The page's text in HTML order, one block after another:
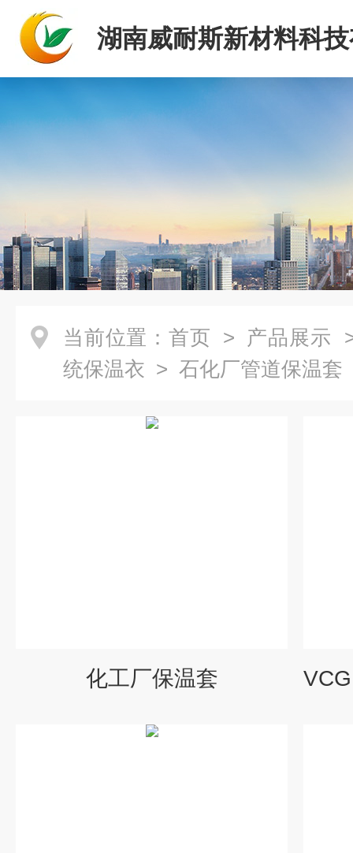
湖南威耐斯新材料科
司
当前位置： 首页 > 产品展示
统保温衣 > 石化厂管道保温套
化工厂保温套